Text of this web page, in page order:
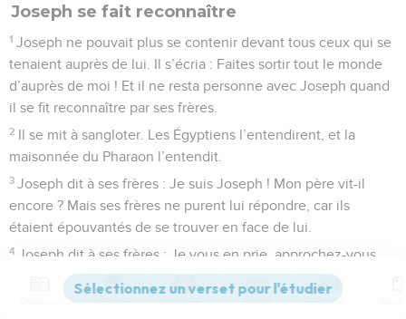
Joseph se fait reconnaître
1 Joseph ne pouvait plus se contenir devant tous ceux qui se
tenaient auprès de lui. Il s’écria : Faites sortir tout le monde
d’auprès de moi ! Et il ne resta personne avec Joseph quand
il se fit reconnaître par ses frères.
2 Il se mit à sangloter. Les Égyptiens l’entendirent, et la
maisonnée du Pharaon l’entendit.
3 Joseph dit à ses frères : Je suis Joseph ! Mon père vit-il
encore ? Mais ses frères ne purent lui répondre, car ils
étaient épouvantés de se trouver en face de lui.
4
Joseph dit à ses frères : Je vous en prie, approchez-vous
de moi. Alors ils s’approchèrent. Il dit : Je suis Joseph, votre
frère, que vous avez vendu pour être mené en Égypte.
Versions Commentaires Strong